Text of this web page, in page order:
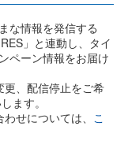
な情報を発信する
」と連動し、タイ
ペーン情報をお届け
、配信停止をご希
ます。
せについては、 こ